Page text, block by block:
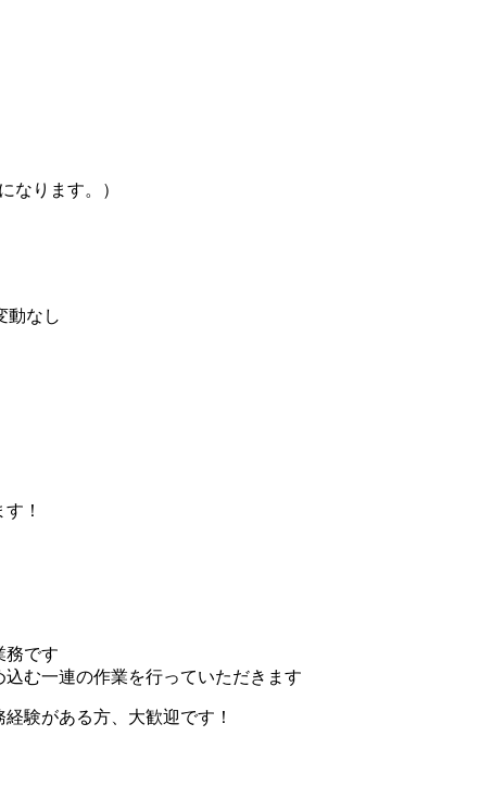
なります。）
動なし
！
務です
む一連の作業を行っていただきます
験がある方、大歓迎です！